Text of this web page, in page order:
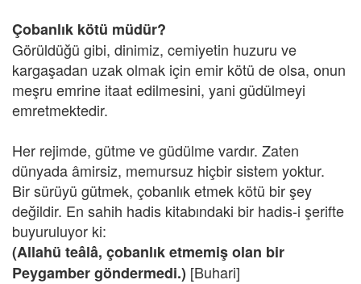
Çobanlık kötü müdür?
Görüldüğü gibi, dinimiz, cemiyetin huzuru ve
kargaşadan uzak olmak için emir kötü de olsa, onun
meşru emrine itaat edilmesini, yani güdülmeyi
emretmektedir.
Her rejimde, gütme ve güdülme vardır. Zaten
dünyada âmirsiz, memursuz hiçbir sistem yoktur.
Bir sürüyü gütmek, çobanlık etmek kötü bir şey
değildir. En sahih hadis kitabındaki bir hadis-i şerifte
buyuruluyor ki:
(Allahü teâlâ, çobanlık etmemiş olan bir
Peygamber göndermedi.) [Buhari]